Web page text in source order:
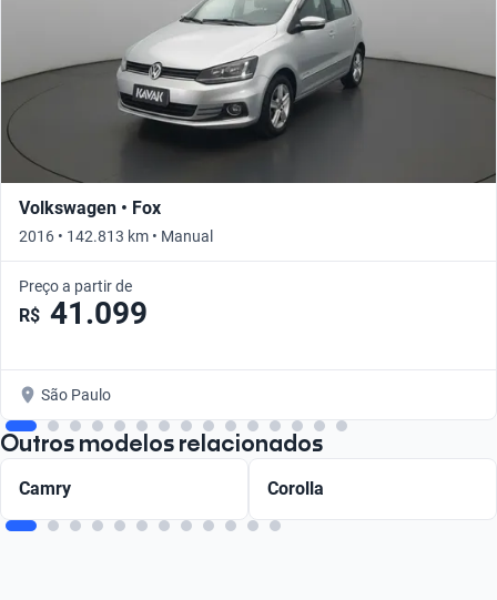
Volkswagen • Fox
2016 • 142.813 km • Manual
Preço a partir de
R$ 41.099
São Paulo
Outros modelos relacionados
Camry Corolla